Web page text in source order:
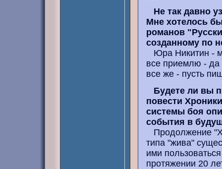
Не так давно
Мне хотелось
романов
созданному по
Юра Никитин -
все приемлю - да
все же - пусть
Будете ли вы
повести
системы боя
события в
Продолжение
типа "жива"
ими
протяжении 20